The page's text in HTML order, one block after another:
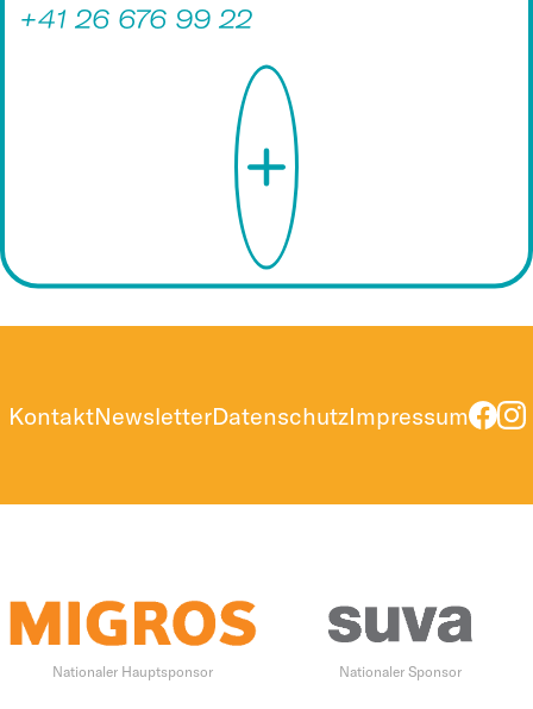
+41 26 676 99 22
KontaktNewsletterDatenschutzImpressum
Nationaler Hauptsponsor Nationaler Sponsor